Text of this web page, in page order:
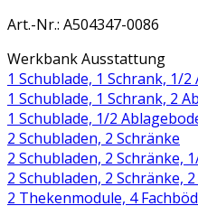
Art.-Nr.: A504347-0086
Werkbank Ausstattung
1 Schublade, 1 Schrank, 1/
1 Schublade, 1 Schrank, 2
1 Schublade, 1/2
2 Schubladen, 2 Schränke
2 Schubladen, 2 Schränke,
2 Schubladen, 2 Schränke,
2 Thekenmodule, 4